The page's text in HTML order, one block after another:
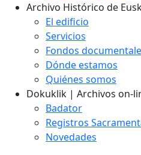
Archivo Histórico de
El edificio
Servicios
Fondos
Dónde estamos
Quiénes somos
Dokuklik | Archivos on-
Badator
Registros
Novedades